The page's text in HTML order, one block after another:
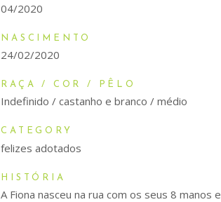
04/2020
NASCIMENTO
24/02/2020
RAÇA / COR / PÊLO
Indefinido / castanho e branco / médio
CATEGORY
felizes adotados
HISTÓRIA
A Fiona nasceu na rua com os seus 8 manos e